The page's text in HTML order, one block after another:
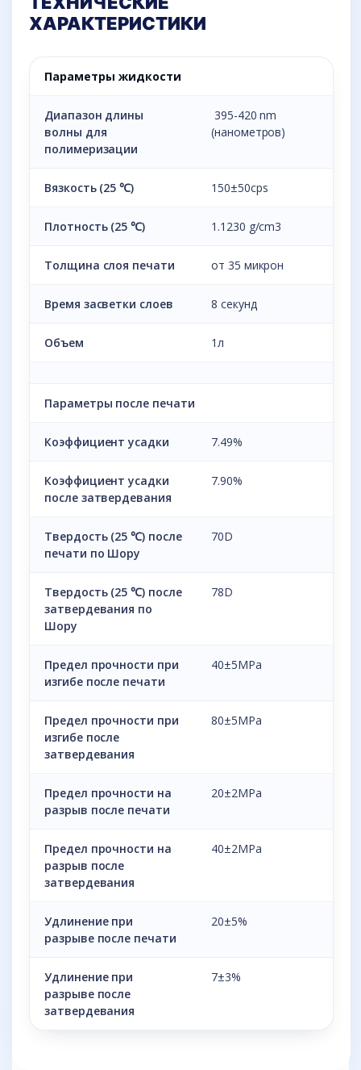
ХАРАКТЕРИСТИКИ
Параметры жидкости
Диапазон длины
волны для
полимеризации
395-420 nm
(нанометров)
Вязкость (25 ℃) 150±50cps
Плотность (25 ℃) 1.1230 g/cm3
Толщина слоя печати от 35 микрон
Время засветки слоев 8 секунд
Объем 1л
Параметры после печати
Коэффициент усадки 7.49%
Коэффициент усадки
после затвердевания
7.90%
Твердость (25 ℃) после
печати по Шору
70D
Твердость (25 ℃) после
затвердевания по
Шору
78D
Предел прочности при
изгибе после печати
40±5MPa
Предел прочности при
изгибе после
затвердевания
80±5MPa
Предел прочности на
разрыв после печати
20±2MPa
Предел прочности на
разрыв после
затвердевания
40±2MPa
Удлинение при
разрыве после печати
20±5%
Удлинение при
разрыве после
затвердевания
7±3%